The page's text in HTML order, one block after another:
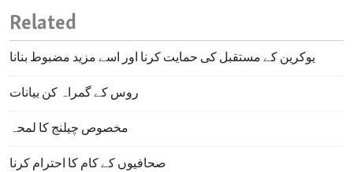
Related
یوکرین کے مستقبل کی حمایت کرنا اور اسے مزید مضبوط بنانا
روس کے گمراہ کن بیانات
مخصوص چیلنج کا لمحہ
صحافیوں کے کام کا احترام کرنا